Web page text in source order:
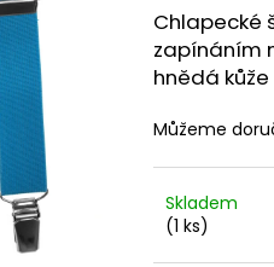
Chlapecké
zapínáním
hnědá
Můžeme
Skladem
(1 ks)
MM, MOTÝLEK A
TMAVĚ HNĚDÁ KŮŽE